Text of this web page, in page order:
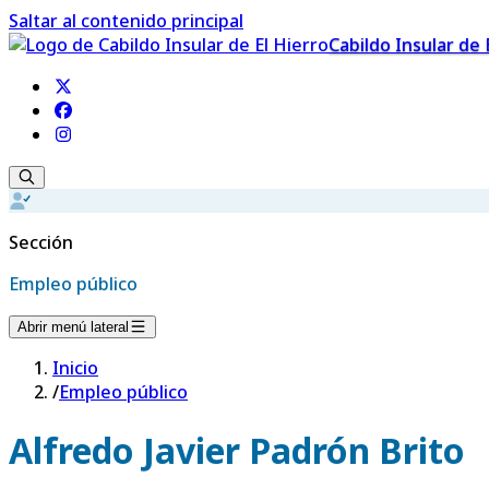
Saltar al contenido principal
Cabildo Insular de
Sección
Empleo público
Abrir menú lateral
Inicio
/Empleo público
Alfredo Javier Padrón Brito